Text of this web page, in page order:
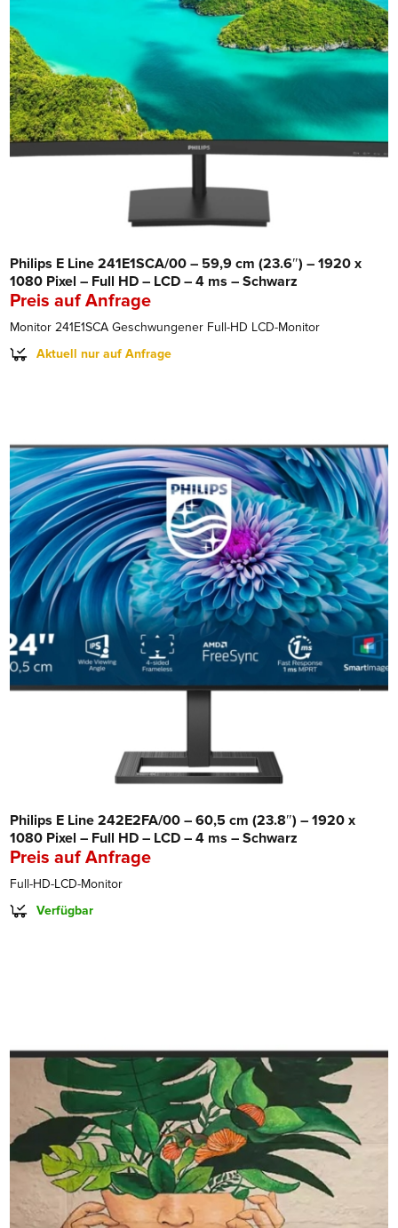
Philips E Line 241E1SCA/00 – 59,9 cm (23.6″) – 1920 x
1080 Pixel – Full HD – LCD – 4 ms – Schwarz
Preis auf Anfrage
Monitor 241E1SCA Geschwungener Full-HD LCD-Monitor
Aktuell nur auf Anfrage
Philips E Line 242E2FA/00 – 60,5 cm (23.8″) – 1920 x
1080 Pixel – Full HD – LCD – 4 ms – Schwarz
Preis auf Anfrage
Full-HD-LCD-Monitor
Verfügbar